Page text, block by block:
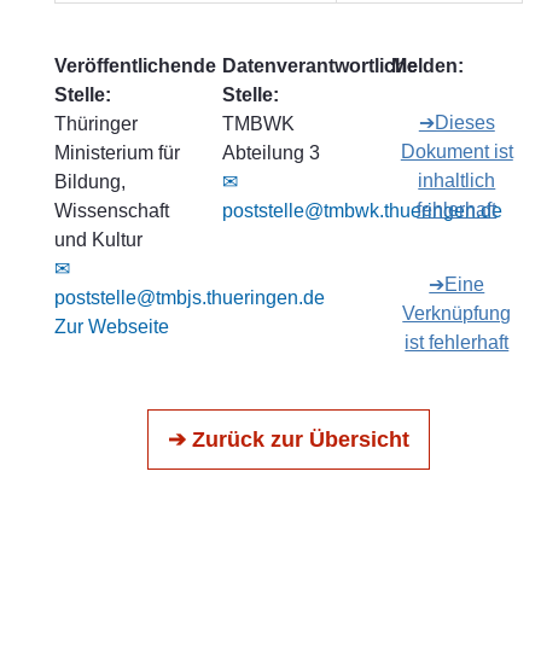
Veröffentlichende
Stelle:
Thüringer
Ministerium für
Bildung,
Wissenschaft
und Kultur
✉
poststelle@tmbjs.thueringen.de
Zur Webseite
Datenverantwortliche
Stelle:
TMBWK
Abteilung 3
✉
poststelle@tmbwk.thueringen.de
Melden:
➔Dieses
Dokument ist
inhaltlich
fehlerhaft
➔Eine
Verknüpfung
ist fehlerhaft
➔ Zurück zur Übersicht